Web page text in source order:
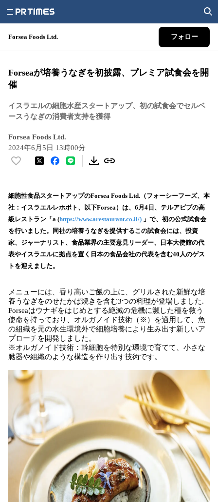
Forsea Foods Ltd. フォロー
Forseaが培養うなぎを初披露、プレミア試食会を開
催
イスラエルの細胞水産スタートアップ、初の試食会でセルベ
ースうなぎの消費者支持を獲得
Forsea Foods Ltd.
2024年6月5日 13時00分
い
！
数
を
読
込
み
中
す
細胞性食品スタートアップのForsea Foods Ltd.（フォーシーフーズ、本
社：イスラエルレホボト、以下Forsea）は、6月4日、テルアビブの高
級レストラン「a (https://www.arestaurant.co.il/) 」で、初の公式試食会
を行いました。同社の培養うなぎを提供するこの試食会には、投資
家、ジャーナリスト、食品業界の主要意見リーダー、日本大使館の代
表やイスラエルに拠点を置く日本の食品会社の代表を含む40人のゲス
トを迎えました。
メニューには、香り高いご飯の上に、グリルされた新鮮な培
養うなぎをのせたかば焼きを含む3つの料理が登場しました.
Forseaはウナギをはじめとする絶滅の危機に瀕した種を救う
使命を持っており、オルガノイド技術（※）を適用して、魚
の組織を元の水生環境外で細胞培養により生み出す新しいア
プローチを開発しました。
※オルガノイド技術：幹細胞を特別な環境で育てて、小さな
臓器や組織のような構造を作り出す技術です。